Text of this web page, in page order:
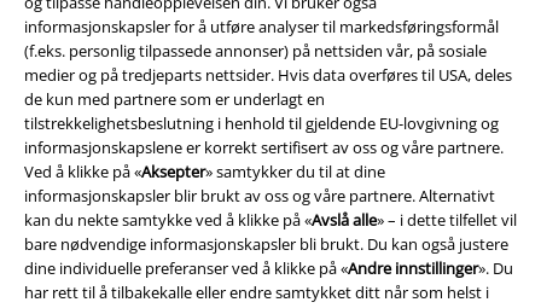
informasjonskapsler for å utføre analyser til markedsføringsformål
(f.eks. personlig tilpassede annonser) på nettsiden vår, på sosiale
medier og på tredjeparts nettsider. Hvis data overføres til USA, deles
de kun med partnere som er underlagt en
tilstrekkelighetsbeslutning i henhold til gjeldende EU-lovgivning og
informasjonskapslene er korrekt sertifisert av oss og våre partnere.
Ved å klikke på «Aksepter» samtykker du til at dine
informasjonskapsler blir brukt av oss og våre partnere. Alternativt
kan du nekte samtykke ved å klikke på «Avslå alle» – i dette tilfellet vil
bare nødvendige informasjonskapsler bli brukt. Du kan også justere
dine individuelle preferanser ved å klikke på «Andre innstillinger». Du
har rett til å tilbakekalle eller endre samtykket ditt når som helst i
Juridisk informasjon/Vilkår
Vilkår
Impressum
Konfidensialitetserklæring